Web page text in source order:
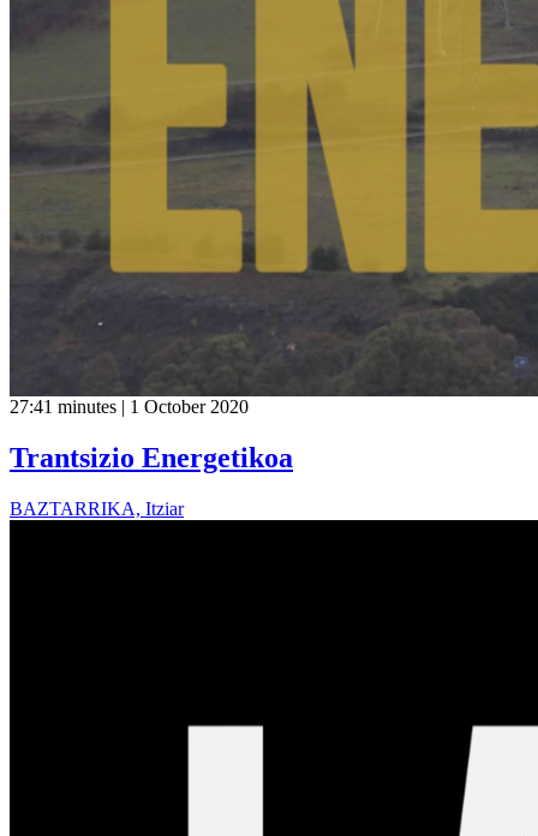
27:41 minutes | 1 October 2020
Trantsizio Energetikoa
BAZTARRIKA, Itziar